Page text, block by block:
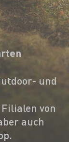
und
von
auch